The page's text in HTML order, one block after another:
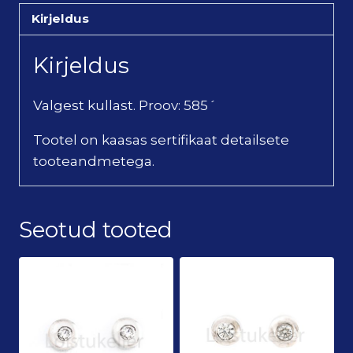
Kirjeldus
Kirjeldus
Valgest kullast. Proov: 585´
Tootel on kaasas sertifikaat detailsete
tooteandmetega.
Seotud tooted